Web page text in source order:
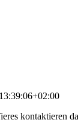
kontaktieren